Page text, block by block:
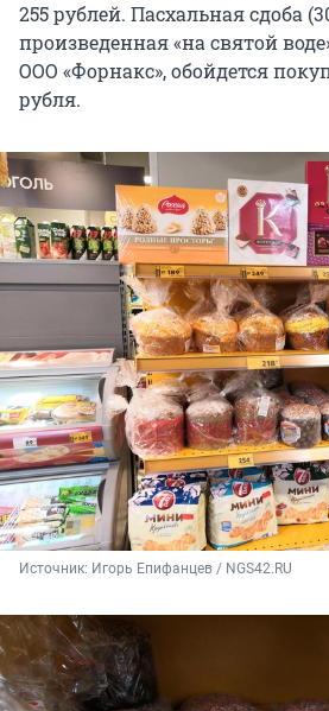
255 рублей. Пасхальная сдоба
произведенная «на святой
ООО «Форнакс», обойдется
рубля.
Источник: Игорь Епифанцев / NGS42.RU